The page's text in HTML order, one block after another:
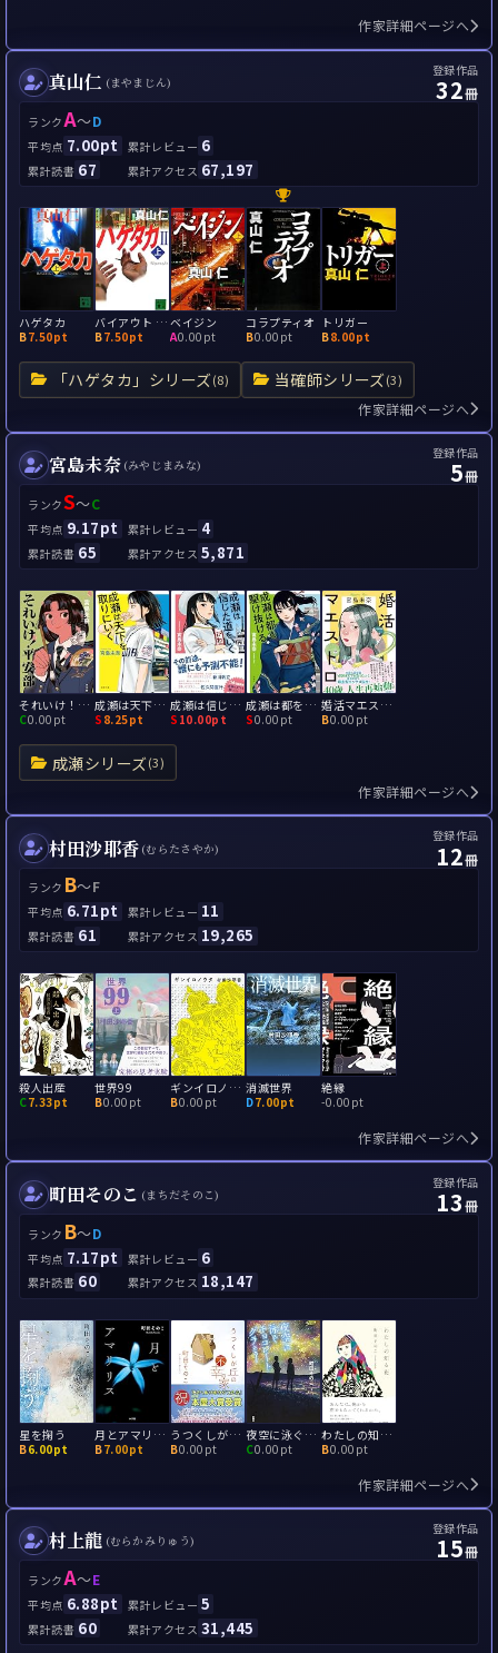
作家詳細ページへ
真山仁 (まやまじん)
登録作品
32冊
ランクA～D
平均点 7.00pt 累計レビュー 6
累計読書 67 累計アクセス 67,197
「ハゲタカ」シリーズ(8) 当確師シリーズ(3)
ハゲタカ
B7.50pt
バイアウト ハゲタカ2
B7.50pt
ベイジン
A0.00pt
コラプティオ
B0.00pt
トリガー
B8.00pt
作家詳細ページへ
宮島未奈 (みやじまみな)
登録作品
5冊
ランクS～C
平均点 9.17pt 累計レビュー 4
累計読書 65 累計アクセス 5,871
成瀬シリーズ(3)
それいけ！平安部
C0.00pt
成瀬は天下を取りにいく
S 8.25pt
成瀬は信じた道をいく
S 10.00pt
成瀬は都を駆け抜ける
S0.00pt
婚活マエストロ
B0.00pt
作家詳細ページへ
村田沙耶香 (むらたさやか)
登録作品
12冊
ランク B～F
平均点 6.71pt 累計レビュー 11
累計読書 61 累計アクセス 19,265
殺人出産
C7.33pt
世界99
B0.00pt
ギンイロノウタ
B0.00pt
消滅世界
D7.00pt
絶縁
-0.00pt
作家詳細ページへ
町田そのこ (まちだそのこ)
登録作品
13冊
ランク B～D
平均点 7.17pt 累計レビュー 6
累計読書 60 累計アクセス 18,147
星を掬う
B6.00pt
月とアマリリス
B7.00pt
うつくしが丘の不幸の家
B0.00pt
夜空に泳ぐチョコレートグラミー
C0.00pt
わたしの知る花
B0.00pt
作家詳細ページへ
村上龍 (むらかみりゅう)
登録作品
15冊
ランクA～E
平均点 6.88pt 累計レビュー 5
累計読書 60 累計アクセス 31,445